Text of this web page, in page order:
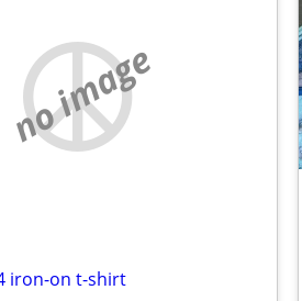
no image
iron-on t-shirt